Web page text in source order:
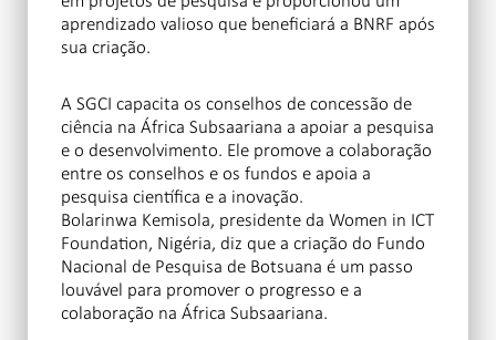
aprendizado valioso que beneficiará a BNRF após
sua criação.
A SGCI capacita os conselhos de concessão de
ciência na África Subsaariana a apoiar a pesquisa
e o desenvolvimento. Ele promove a colaboração
entre os conselhos e os fundos e apoia a
pesquisa científica e a inovação.
Bolarinwa Kemisola, presidente da Women in ICT
Foundation, Nigéria, diz que a criação do Fundo
Nacional de Pesquisa de Botsuana é um passo
louvável para promover o progresso e a
colaboração na África Subsaariana.